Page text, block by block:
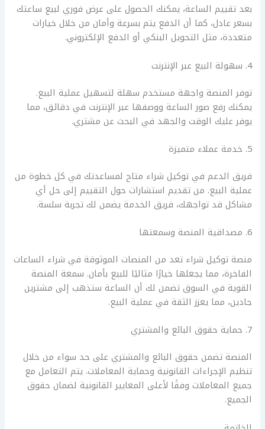
بعد تقييم الساعة، يمكنك الحصول على عرض فوري لبيع ساعتك
بسعر عادل، كما أن الدفع يتم بسرعة وأمان من خلال خيارات
متعددة، مثل التحويل البنكي أو الدفع الإلكتروني.
4. سهولة البيع عبر الإنترنت
توفر المنصة واجهة مستخدم سهلة لتسهيل عملية البيع.
يمكنك رفع صور الساعة ووصفها عبر الإنترنت في دقائق، مما
يوفر عليك الوقت والجهد في البحث عن مشتري.
5. خدمة عملاء متميزة
فريق الدعم في توكيل شراء متاح لمساعدتك في كل خطوة من
عملية البيع. من تقديم استشارات حول التقييم إلى حل أي
مشاكل قد تواجهك، فريق الخدمة يضمن لك تجربة سلسة.
6. مصداقية المنصة وسمعتها
منصة توكيل شراء تعد من المنصات الموثوقة في شراء الساعات
الفاخرة، مما يجعلها خيارًا مثاليًا للبيع بأمان. سمعة المنصة
القوية في السوق تضمن لك أن الساعة ستذهب إلى مشترين
جادين، مما يعزز الثقة في عملية البيع.
7. حماية حقوق البائع والمشتري
المنصة تضمن حقوق البائع والمشتري على حد سواء من خلال
تنظيم الإجراءات القانونية وحماية المعاملات. يتم التعامل مع
جميع المعاملات وفقًا لأعلى المعايير القانونية لضمان حقوق
الجميع.